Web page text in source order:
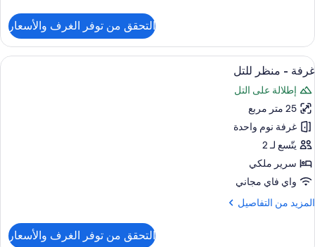
غرفة
منظر
للتل
التحقق من توفر الغرف والأسعار
استعراض
جميع
صور
غرفة
-
منظر
للتل
1
غرفة - منظر للتل
إطلالة على التل
25 متر مربع
غرفة نوم واحدة
يتّسع لـ 2
سرير ملكي
واي فاي مجاني
المزيد من التفاصيل
المزيد
التحقق من توفر الغرف والأسعار